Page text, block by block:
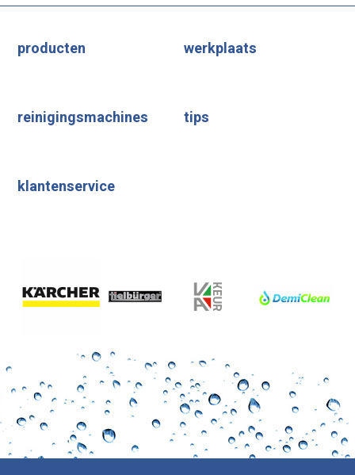
producten werkplaats
reinigingsmachines tips
klantenservice